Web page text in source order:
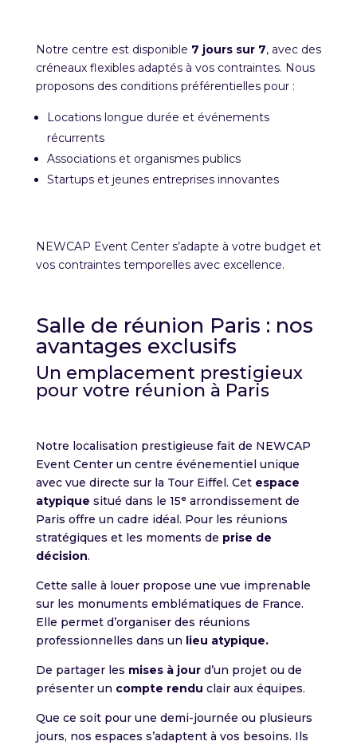
Notre centre est disponible 7 jours sur 7, avec des
créneaux flexibles adaptés à vos contraintes. Nous
proposons des conditions préférentielles pour :
Locations longue durée et événements
récurrents
Associations et organismes publics
Startups et jeunes entreprises innovantes
NEWCAP Event Center s’adapte à votre budget et
vos contraintes temporelles avec excellence.
Salle de réunion Paris : nos
avantages exclusifs
Un emplacement prestigieux
pour votre réunion à Paris
Notre localisation prestigieuse fait de NEWCAP
Event Center un centre événementiel unique
avec vue directe sur la Tour Eiffel. Cet espace
atypique situé dans le 15ᵉ arrondissement de
Paris offre un cadre idéal. Pour les réunions
stratégiques et les moments de prise de
décision.
Cette salle à louer propose une vue imprenable
sur les monuments emblématiques de France.
Elle permet d’organiser des réunions
professionnelles dans un lieu atypique.
De partager les mises à jourd’un projet ou de
présenter un compte rendu clair aux équipes.
Que ce soit pour une demi-journée ou plusieurs
jours, nos espaces s’adaptent à vos besoins. Ils